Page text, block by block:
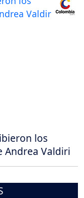
los
Andrea Valdiri